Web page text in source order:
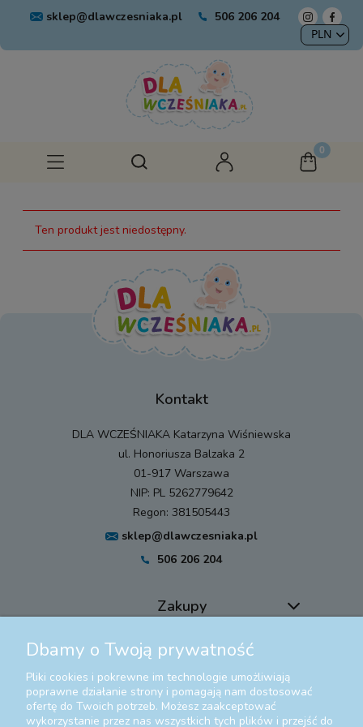
sklep@dlawczesniaka.pl 506 206 204
Ten produkt jest niedostępny.
Kontakt
DLA WCZEŚNIAKA Katarzyna Wiśniewska
ul. Honoriusza Balzaka 2
01-917 Warszawa
NIP: PL 5262779642
Regon: 381505443
sklep@dlawczesniaka.pl
506 206 204
Zakupy
Pomoc
Moje konto
Dbamy o Twoją prywatność
Pliki cookies i pokrewne im technologie umożliwiają
poprawne działanie strony i pomagają nam dostosować
ofertę do Twoich potrzeb. Możesz zaakceptować
wykorzystanie przez nas wszystkich tych plików i przejść do